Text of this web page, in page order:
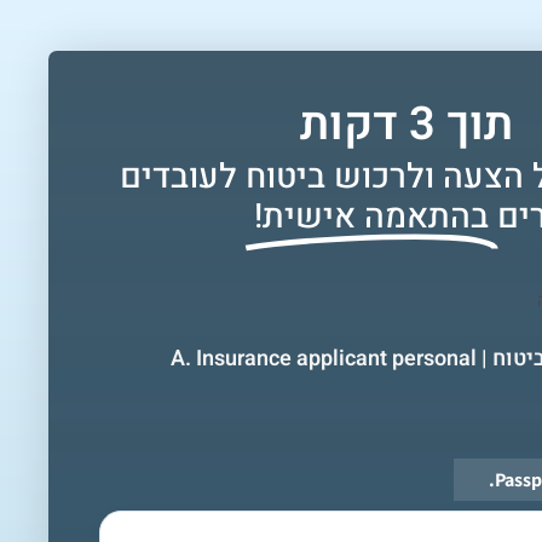
תוך 3 דקות
הצעה ולרכוש ביטוח לעובדים
בהתאמה אישית!
א. פרטי המועמד לביטוח | A. Insurance applicant personal